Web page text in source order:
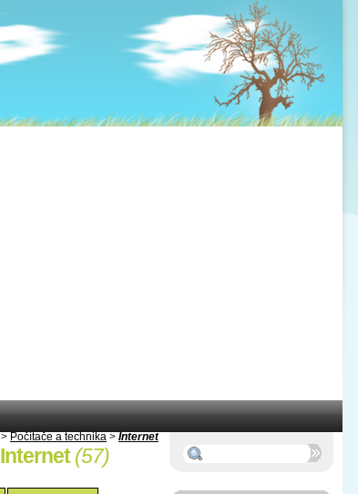
> Počítače a technika > Internet
Internet (57)